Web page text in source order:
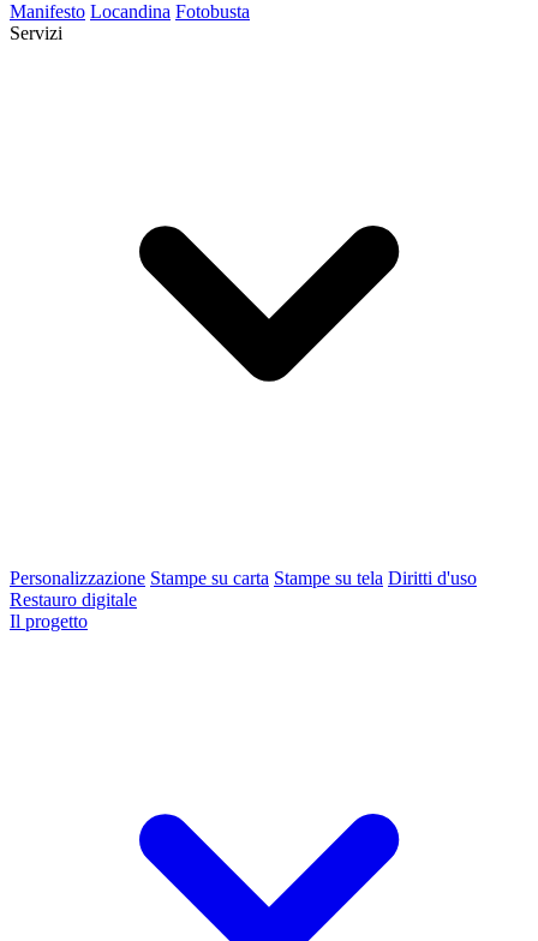
Manifesto Locandina Fotobusta
Servizi
Personalizzazione Stampe su carta Stampe su tela Diritti d'uso
Restauro digitale
Il progetto